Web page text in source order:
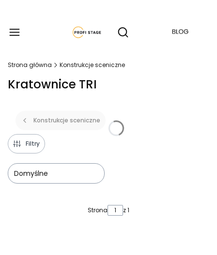
Otwórz wyszukiwarkę
Produkty w
Strona główna Konstrukcje sceniczne
Kratownice TRI
Konstrukcje sceniczne
Filtry
Domyślne
Strona z 1